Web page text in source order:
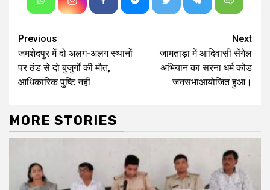
Continue
Reading
Previous
जमशेदपुर में दो अलग-अलग स्थानों
पर ठंड से दो बुजुर्गों की मौत,
आधिकारिक पुष्टि नहीं
Next
जामताड़ा में आदिवासी सेंगेल
अभियान का सरना धर्म कोड
जनसभाआयोजित हुआ।
MORE STORIES